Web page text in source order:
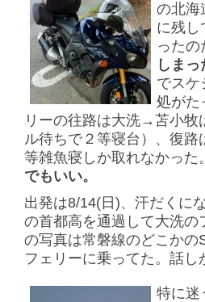
の北海
に残し
ったの
しま
でスケ
処がた
リーの往路は大洗→苫小牧
ル待ちで２等寝台）、復
等雑魚寝しか取れなかった。
でもいい。
出発は8/14(日)、汗だくに
の首都高を通過して大洗
の写真は常磐線のどこか
フェリーに乗ってた。話
特に迷